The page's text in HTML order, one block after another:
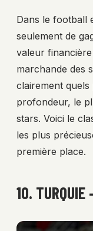
Dans le football
seulement de
valeur
marchande des
clairement
profondeur, le
stars. Voici le
les plus
première place.
10. TURQUIE